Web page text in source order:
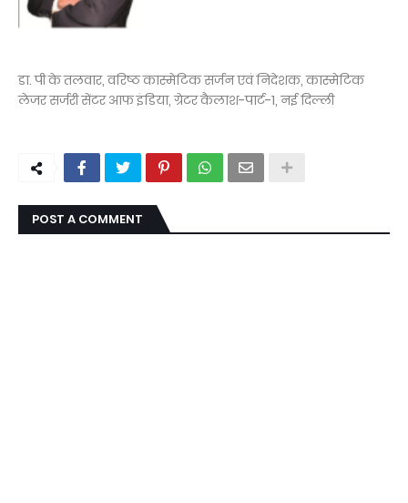
डा. पी के तलवार, वरिष्ठ कास्मेटिक सर्जन एवं निदेशक, कास्मेटिक
लेजर सर्जरी सेंटर आफ इंडिया, ग्रेटर कैलाश-पार्ट-1, नई दिल्ली
POST A COMMENT